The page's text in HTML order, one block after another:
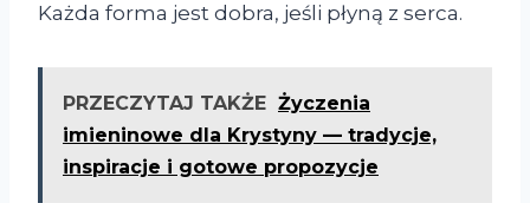
Każda forma jest dobra, jeśli płyną z serca.
PRZECZYTAJ TAKŻE Życzenia
imieninowe dla Krystyny — tradycje,
inspiracje i gotowe propozycje